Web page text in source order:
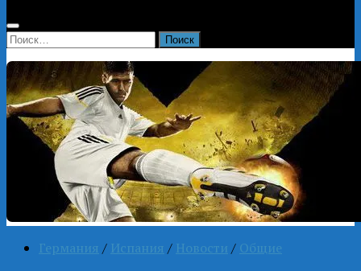
Найти:
Германия / Испания / Новости / Общие